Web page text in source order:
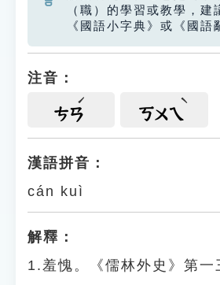
（職）的學習或教學，建
《國語小字典》或《國語
注音：
ㄘㄢ ㄎㄨㄟ
漢語拼音：
cán kuì
解釋：
1.羞愧。《儒林外史》第一